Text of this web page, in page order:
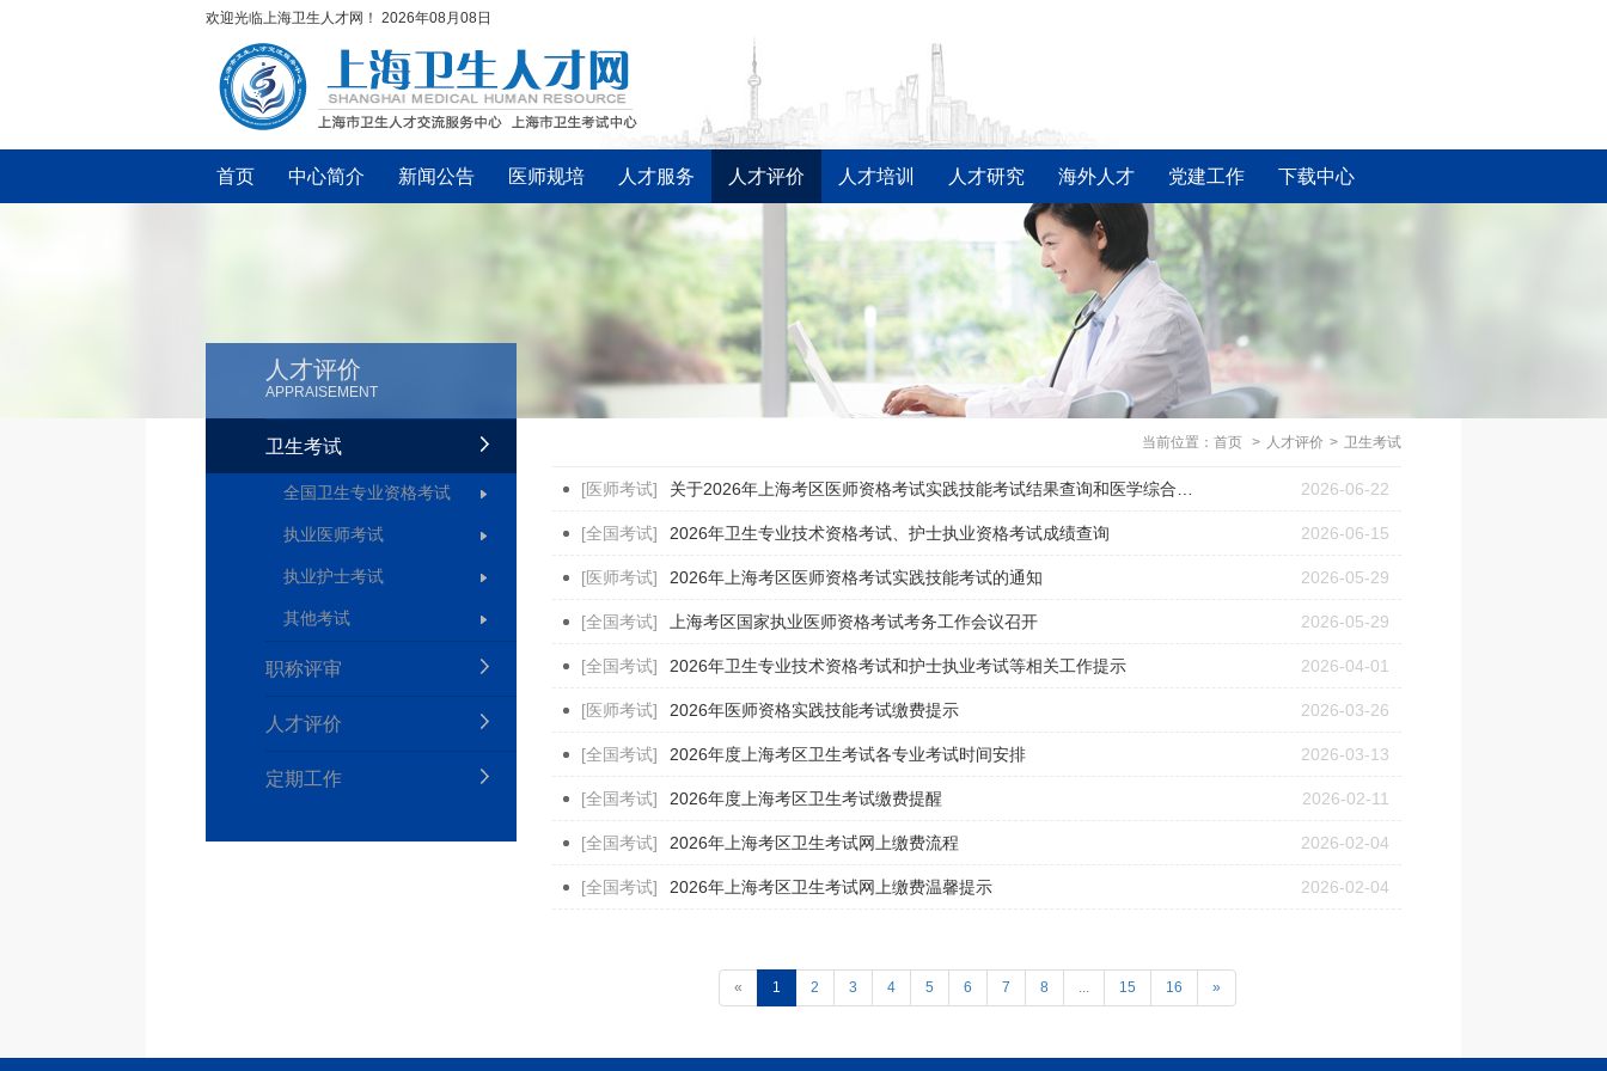
欢迎光临上海卫生人才网！ 2026年08月08日
首页 中心简介 新闻公告 医师规培 人才服务 人才评价 人才培训 人才研究 海外人才 党建工作 下载中心
人才评价
APPRAISEMENT
卫生考试
全国卫生专业资格考试
执业医师考试
执业护士考试
其他考试
职称评审
人才评价
定期工作
当前位置： 首页 > 人才评价 > 卫生考试
[医师考试] 2026-06-22
[全国考试] 2026年卫生专业技术资格考试、护士执业资格考试成绩查询 2026-06-15
[医师考试] 2026年上海考区医师资格考试实践技能考试的通知 2026-05-29
[全国考试] 上海考区国家执业医师资格考试考务工作会议召开 2026-05-29
[全国考试] 2026年卫生专业技术资格考试和护士执业考试等相关工作提示 2026-04-01
[医师考试] 2026年医师资格实践技能考试缴费提示 2026-03-26
[全国考试] 2026年度上海考区卫生考试各专业考试时间安排 2026-03-13
[全国考试] 2026年度上海考区卫生考试缴费提醒 2026-02-11
[全国考试] 2026年上海考区卫生考试网上缴费流程 2026-02-04
[全国考试] 2026年上海考区卫生考试网上缴费温馨提示 2026-02-04
« 1 2 3 4 5 6 7 8 ... 15 16 »